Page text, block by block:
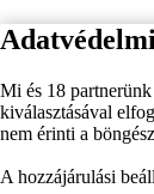
Mi és 18 partnerünk
kiválasztásával
nem érinti a
A hozzájárulási